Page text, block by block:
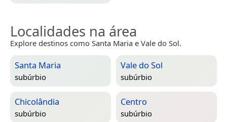
Localidades na área
Explore destinos como Santa Maria e Vale do Sol.
Santa Maria
subúrbio
Vale do Sol
subúrbio
Chicolândia
subúrbio
Centro
subúrbio